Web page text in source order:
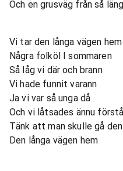
Och en grusväg från så
Vi tar den långa vägen hem
Några folköl I sommaren
Så låg vi där och brann
Vi hade funnit varann
Ja vi var så unga då
Och vi låtsades ännu förstå
Tänk att man skulle gå
Den långa vägen hem